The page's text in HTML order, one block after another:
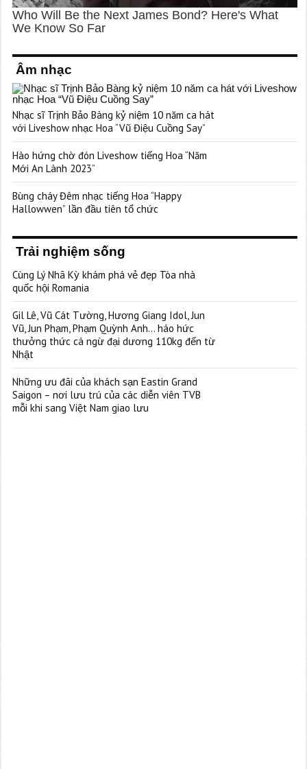
Âm nhạc
Nhạc sĩ Trịnh Bảo Bàng kỷ niệm 10 năm ca hát
với Liveshow nhạc Hoa “Vũ Điệu Cuồng Say”
Hào hứng chờ đón Liveshow tiếng Hoa “Năm
Mới An Lành 2023”
Bùng cháy Đêm nhạc tiếng Hoa “Happy
Hallowwen” lần đầu tiên tổ chức
Trải nghiệm sống
Cùng Lý Nhã Kỳ khám phá vẻ đẹp Tòa nhà
quốc hội Romania
Gil Lê, Vũ Cát Tường, Hương Giang Idol, Jun
Vũ, Jun Phạm, Phạm Quỳnh Anh… háo hức
thưởng thức cá ngừ đại dương 110kg đến từ
Nhật
Những ưu đãi của khách sạn Eastin Grand
Saigon – nơi lưu trú của các diễn viên TVB
mỗi khi sang Việt Nam giao lưu